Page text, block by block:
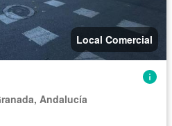
Local Comercial
Andalucía